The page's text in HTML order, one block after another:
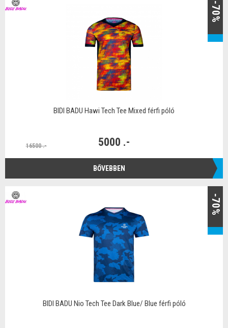
-70%
BIDI BADU Hawi Tech Tee Mixed férfi póló
16500 .- 5000 .-
BŐVEBBEN
-70%
BIDI BADU Nio Tech Tee Dark Blue/ Blue férfi póló